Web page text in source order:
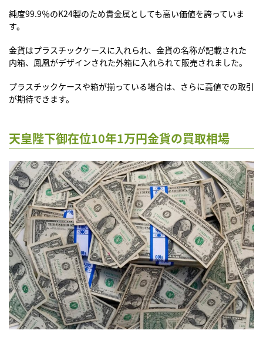
純度99.9％のK24製のため貴金属としても高い価値を誇っていま
す。
金貨はプラスチックケースに入れられ、金貨の名称が記載された
内箱、鳳凰がデザインされた外箱に入れられて販売されました。
プラスチックケースや箱が揃っている場合は、さらに高値での取引
が期待できます。
天皇陛下御在位10年1万円金貨の買取相場